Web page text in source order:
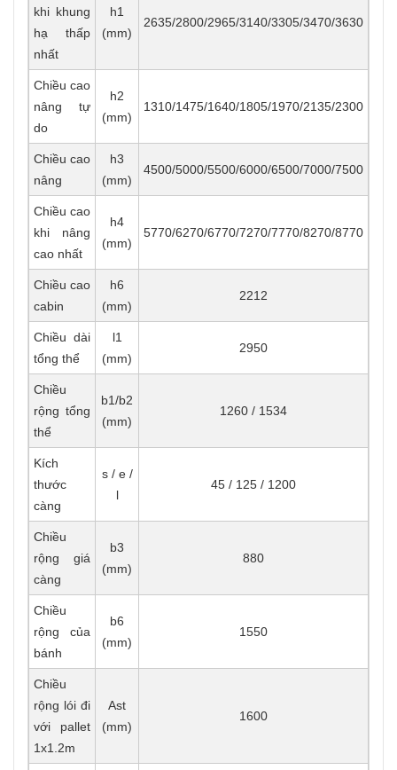
khi khung
hạ thấp
nhất
h1
(mm)
2635/2800/2965/3140/3305/3470/3630
Chiều cao
nâng tự
do
h2
(mm)
1310/1475/1640/1805/1970/2135/2300
Chiều cao
nâng
h3
(mm)
4500/5000/5500/6000/6500/7000/7500
Chiều cao
khi nâng
cao nhất
h4
(mm)
5770/6270/6770/7270/7770/8270/8770
Chiều cao
cabin
h6
(mm)
2212
Chiều dài
tổng thể
l1
(mm)
2950
Chiều
rộng tổng
thể
b1/b2
(mm)
1260 / 1534
Kích
thước
càng
s / e /
l
45 / 125 / 1200
Chiều
rộng giá
càng
b3
(mm)
880
Chiều
rộng của
bánh
b6
(mm)
1550
Chiều
rộng lói đi
với pallet
1x1.2m
Ast
(mm)
1600